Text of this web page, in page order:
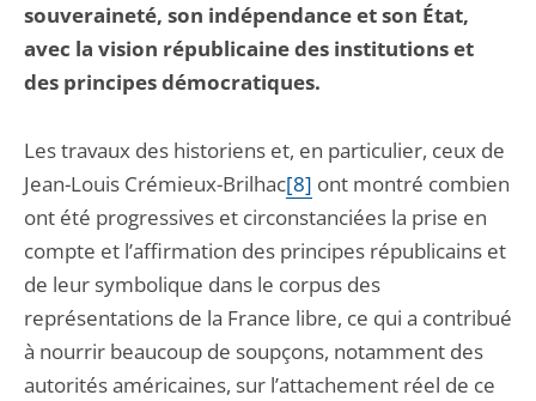
souveraineté, son indépendance et son État,
avec la vision républicaine des institutions et
des principes démocratiques.
Les travaux des historiens et, en particulier, ceux de
Jean-Louis Crémieux-Brilhac[8] ont montré combien
ont été progressives et circonstanciées la prise en
compte et l’affirmation des principes républicains et
de leur symbolique dans le corpus des
représentations de la France libre, ce qui a contribué
à nourrir beaucoup de soupçons, notamment des
autorités américaines, sur l’attachement réel de ce